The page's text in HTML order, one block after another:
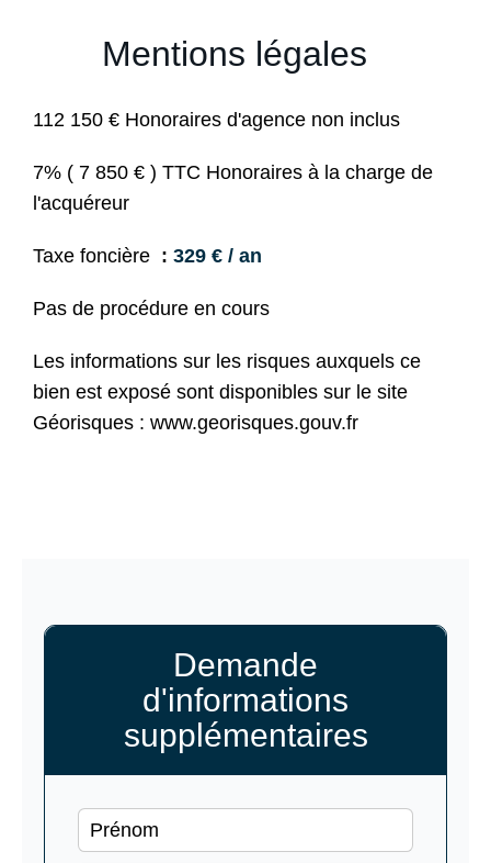
Mentions légales
112 150 € Honoraires d'agence non inclus
7% ( 7 850 € ) TTC Honoraires à la charge de
l'acquéreur
Taxe foncière 329 € / an
Pas de procédure en cours
Les informations sur les risques auxquels ce
bien est exposé sont disponibles sur le site
Géorisques : www.georisques.gouv.fr
Demande
d'informations
supplémentaires